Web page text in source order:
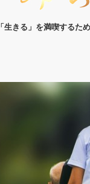
「生きる」を満喫するた